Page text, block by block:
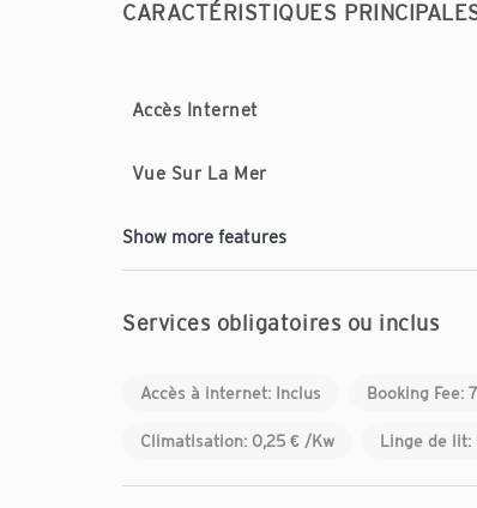
CARACTÉRISTIQUES
Accès Internet
Vue Sur La Mer
Show more features
Services obligatoires ou inclus
Accès à internet: Inclus Booking Fee:
Climatisation: 0,25 € /Kw Linge de lit: